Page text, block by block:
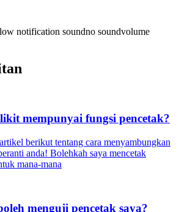
low notification soundno soundvolume
mempunyai fungsi pencetak?
berikut tentang cara menyambungkan
anda! Bolehkah saya mencetak
mana-mana
menguji pencetak saya?